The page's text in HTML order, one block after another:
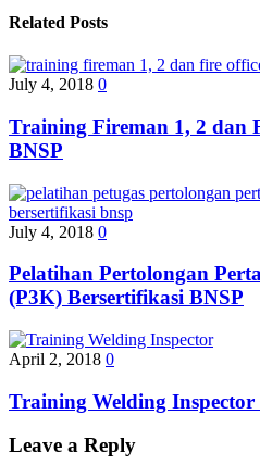
Related Posts
July 4, 2018 0
Training Fireman 1, 2 dan
BNSP
July 4, 2018 0
Pelatihan Pertolongan
(P3K) Bersertifikasi BNSP
April 2, 2018 0
Training Welding Inspector
Leave a Reply